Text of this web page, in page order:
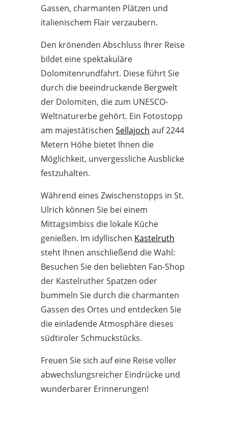
Gassen, charmanten Plätzen und
italienischem Flair verzaubern.
Den krönenden Abschluss Ihrer Reise
bildet eine spektakuläre
Dolomitenrundfahrt. Diese führt Sie
durch die beeindruckende Bergwelt
der Dolomiten, die zum UNESCO-
Weltnaturerbe gehört. Ein Fotostopp
am majestätischen Sellajoch auf 2244
Metern Höhe bietet Ihnen die
Möglichkeit, unvergessliche Ausblicke
festzuhalten.
Während eines Zwischenstopps in St.
Ulrich können Sie bei einem
Mittagsimbiss die lokale Küche
genießen. Im idyllischen Kastelruth
steht Ihnen anschließend die Wahl:
Besuchen Sie den beliebten Fan-Shop
der Kastelruther Spatzen oder
bummeln Sie durch die charmanten
Gassen des Ortes und entdecken Sie
die einladende Atmosphäre dieses
südtiroler Schmuckstücks.
Freuen Sie sich auf eine Reise voller
abwechslungsreicher Eindrücke und
wunderbarer Erinnerungen!